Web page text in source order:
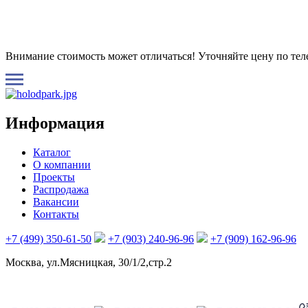
Внимание стоимость может отличаться! Уточняйте цену по
Информация
Каталог
О компании
Проекты
Распродажа
Вакансии
Контакты
+7 (499) 350-61-50 +7 (903) 240-96-96
+7 (909) 162-96-96
Москва, ул.Мясницкая, 30/1/2,стр.2